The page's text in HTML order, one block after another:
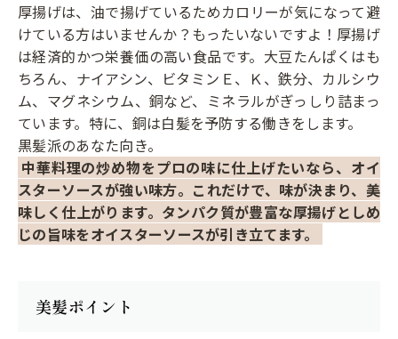
厚揚げは、油で揚げているためカロリーが気になって避
けている方はいませんか？もったいないですよ！厚揚げ
は経済的かつ栄養価の高い食品です。大豆たんぱくはも
ちろん、ナイアシン、ビタミンＥ、Ｋ、鉄分、カルシウ
ム、マグネシウム、銅など、ミネラルがぎっしり詰まっ
ています。特に、銅は白髪を予防する働きをします。
黒髪派のあなた向き。
中華料理の炒め物をプロの味に仕上げたいなら、オイ
スターソースが強い味方。これだけで、味が決まり、美
味しく仕上がります。タンパク質が豊富な厚揚げとしめ
じの旨味をオイスターソースが引き立てます。
美髪ポイント